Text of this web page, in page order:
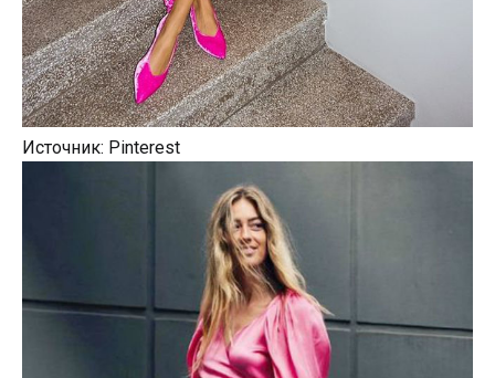
Источник: Pinterest